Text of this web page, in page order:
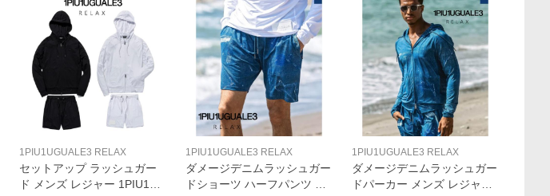
1PIU1UGUALE3 RELAX
セットアップ ラッシュガー
ド メンズ レジャー 1PIU1UG
1PIU1UGUALE3 RELAX
ダメージデニムラッシュガー
ドショーツ ハーフパンツ 短
1PIU1UGUALE3 RELAX
ダメージデニムラッシュガー
ドパーカー メンズ レジャー